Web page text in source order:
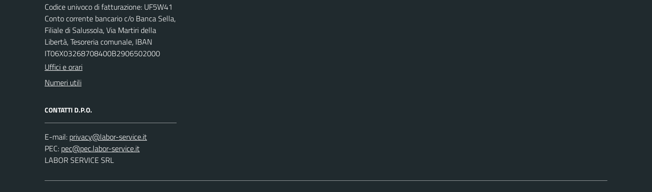
Codice univoco di fatturazione: UF5W41
Conto corrente bancario c/o Banca Sella,
Filiale di Salussola, Via Martiri della
Libertà, Tesoreria comunale, IBAN
IT06X03268708400B2906502000
Uffici e orari
Numeri utili
CONTATTI D.P.O.
E-mail:
PEC:
LABOR SERVICE SRL